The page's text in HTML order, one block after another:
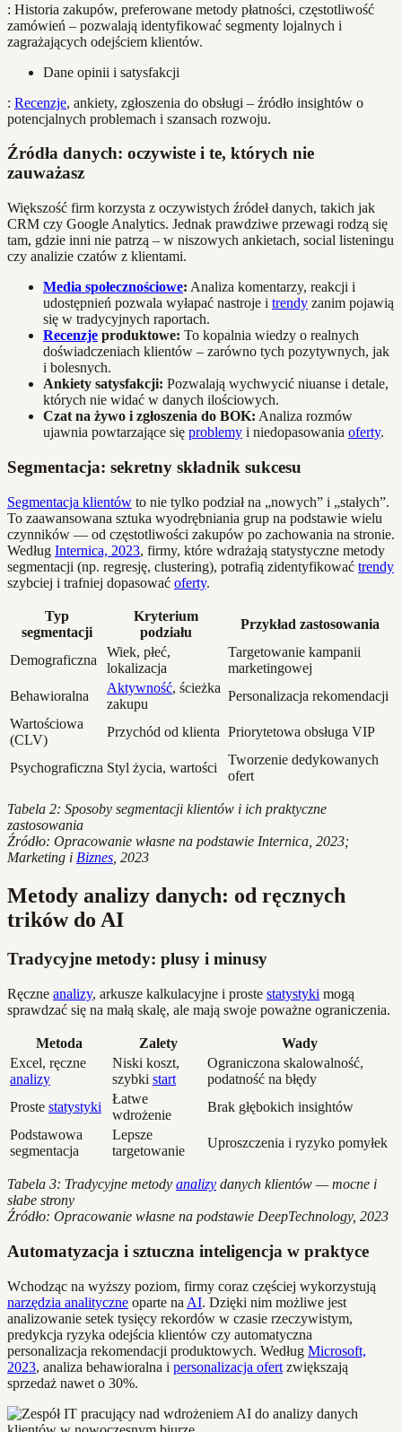
: Historia zakupów, preferowane metody płatności, częstotliwość
zamówień – pozwalają identyfikować segmenty lojalnych i
zagrażających odejściem klientów.
Dane opinii i satysfakcji
: Recenzje, ankiety, zgłoszenia do obsługi – źródło insightów o
potencjalnych problemach i szansach rozwoju.
Źródła danych: oczywiste i te, których nie
zauważasz
Większość firm korzysta z oczywistych źródeł danych, takich jak
CRM czy Google Analytics. Jednak prawdziwe przewagi rodzą się
tam, gdzie inni nie patrzą – w niszowych ankietach, social listeningu
czy analizie czatów z klientami.
Media społecznościowe: Analiza komentarzy, reakcji i
udostępnień pozwala wyłapać nastroje i trendy zanim pojawią
się w tradycyjnych raportach.
Recenzje produktowe: To kopalnia wiedzy o realnych
doświadczeniach klientów – zarówno tych pozytywnych, jak
i bolesnych.
Ankiety satysfakcji: Pozwalają wychwycić niuanse i detale,
których nie widać w danych ilościowych.
Czat na żywo i zgłoszenia do BOK: Analiza rozmów
ujawnia powtarzające się problemy i niedopasowania oferty.
Segmentacja: sekretny składnik sukcesu
Segmentacja klientów to nie tylko podział na „nowych” i „stałych”.
To zaawansowana sztuka wyodrębniania grup na podstawie wielu
czynników — od częstotliwości zakupów po zachowania na stronie.
Według Internica, 2023, firmy, które wdrażają statystyczne metody
segmentacji (np. regresję, clustering), potrafią zidentyfikować trendy
szybciej i trafniej dopasować oferty.
Typ
segmentacji
Kryterium
podziału
Przykład zastosowania
Demograficzna
Wiek, płeć,
lokalizacja
Targetowanie kampanii
marketingowej
Behawioralna
Aktywność, ścieżka
zakupu
Personalizacja rekomendacji
Wartościowa
(CLV)
Przychód od klienta Priorytetowa obsługa VIP
Psychograficzna Styl życia, wartości
Tworzenie dedykowanych
ofert
Tabela 2: Sposoby segmentacji klientów i ich praktyczne
zastosowania
Źródło: Opracowanie własne na podstawie Internica, 2023;
Marketing i Biznes , 2023
Metody analizy danych: od ręcznych
trików do AI
Tradycyjne metody: plusy i minusy
Ręczne analizy, arkusze kalkulacyjne i proste statystyki mogą
sprawdzać się na małą skalę, ale mają swoje poważne ograniczenia.
Metoda Zalety
Wady
Excel, ręczne
analizy
Niski koszt,
szybki start
Ograniczona skalowalność,
podatność na błędy
Proste statystyki
Łatwe
wdrożenie
Brak głębokich insightów
Podstawowa
segmentacja
Lepsze
targetowanie
Uproszczenia i ryzyko pomyłek
Tabela 3: Tradycyjne metody analizy danych klientów — mocne i
słabe strony
Źródło: Opracowanie własne na podstawie DeepTechnology, 2023
Automatyzacja i sztuczna inteligencja w praktyce
Wchodząc na wyższy poziom, firmy coraz częściej wykorzystują
narzędzia analityczne oparte na AI. Dzięki nim możliwe jest
analizowanie setek tysięcy rekordów w czasie rzeczywistym,
predykcja ryzyka odejścia klientów czy automatyczna
personalizacja rekomendacji produktowych. Według Microsoft,
2023, analiza behawioralna i personalizacja ofert zwiększają
sprzedaż nawet o 30%.